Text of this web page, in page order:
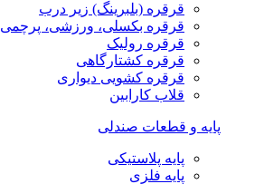
قرقره (بلبرینگ) زیر درب
قرقره بکسلی، ورزشی، پرچمی
قرقره رولیک
قرقره کشتارگاهی
قرقره کشویی دیواری
قلاب کارابین
پایه و قطعات صندلی
پایه پلاستیکی
پایه فلزی